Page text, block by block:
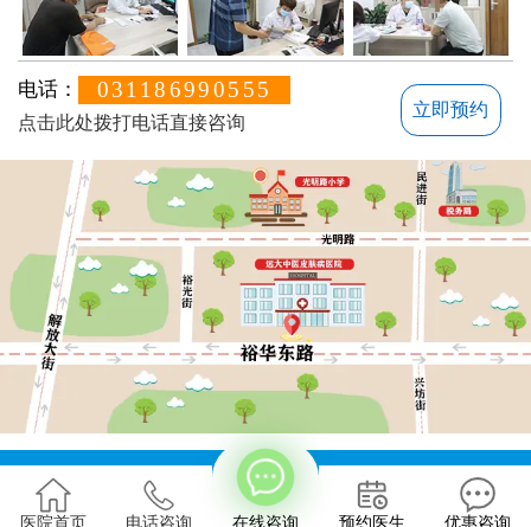
电话： 031186990555
点击此处拨打电话直接咨询
立即预约
地址：石家庄桥西区裕华东路7号
版权所有：石家庄远大中医皮肤病医院
医院首页 电话咨询 在线咨询
方便说下您的白癜风症状？
预约医生 优惠咨询